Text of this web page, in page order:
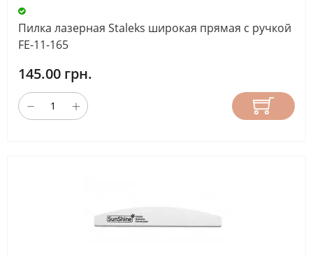
Пилка лазерная Staleks широкая прямая с ручкой
FE-11-165
145.00 грн.